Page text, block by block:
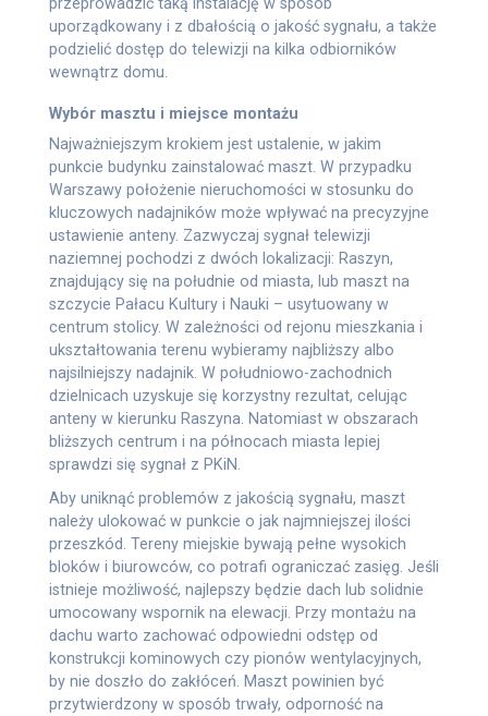
uporządkowany i z dbałością o jakość sygnału, a także
podzielić dostęp do telewizji na kilka odbiorników
wewnątrz domu.
Wybór masztu i miejsce montażu
Najważniejszym krokiem jest ustalenie, w jakim
punkcie budynku zainstalować maszt. W przypadku
Warszawy położenie nieruchomości w stosunku do
kluczowych nadajników może wpływać na precyzyjne
ustawienie anteny. Zazwyczaj sygnał telewizji
naziemnej pochodzi z dwóch lokalizacji: Raszyn,
znajdujący się na południe od miasta, lub maszt na
szczycie Pałacu Kultury i Nauki – usytuowany w
centrum stolicy. W zależności od rejonu mieszkania i
ukształtowania terenu wybieramy najbliższy albo
najsilniejszy nadajnik. W południowo-zachodnich
dzielnicach uzyskuje się korzystny rezultat, celując
anteny w kierunku Raszyna. Natomiast w obszarach
bliższych centrum i na północach miasta lepiej
sprawdzi się sygnał z PKiN.
Aby uniknąć problemów z jakością sygnału, maszt
należy ulokować w punkcie o jak najmniejszej ilości
przeszkód. Tereny miejskie bywają pełne wysokich
bloków i biurowców, co potrafi ograniczać zasięg. Jeśli
istnieje możliwość, najlepszy będzie dach lub solidnie
umocowany wspornik na elewacji. Przy montażu na
dachu warto zachować odpowiedni odstęp od
konstrukcji kominowych czy pionów wentylacyjnych,
by nie doszło do zakłóceń. Maszt powinien być
przytwierdzony w sposób trwały, odporność na